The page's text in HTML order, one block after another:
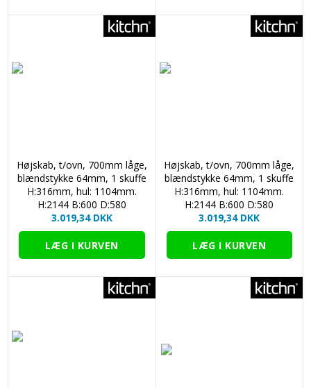
Højskab, t/ovn, 700mm låge,
blændstykke 64mm, 1 skuffe
H:316mm, hul: 1104mm.
H:2144 B:600 D:580
3.019,34 DKK
Højskab, t/ovn, 700mm låge,
blændstykke 64mm, 1 skuffe
H:316mm, hul: 1104mm.
H:2144 B:600 D:580
3.019,34 DKK